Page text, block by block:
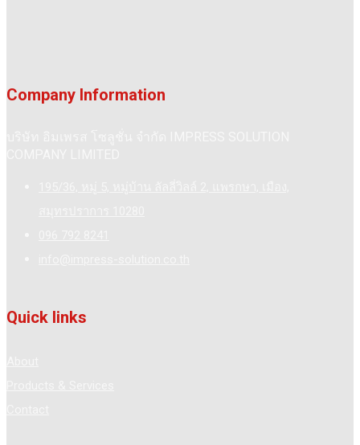
Company Information
Quick links